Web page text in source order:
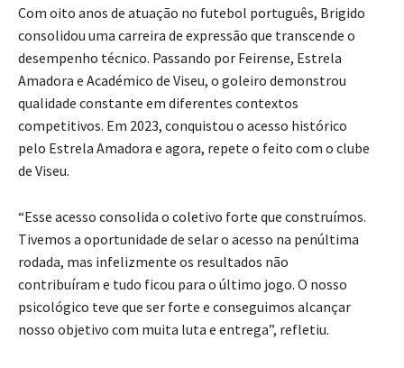
Com oito anos de atuação no futebol português, Brigido
consolidou uma carreira de expressão que transcende o
desempenho técnico. Passando por Feirense, Estrela
Amadora e Académico de Viseu, o goleiro demonstrou
qualidade constante em diferentes contextos
competitivos. Em 2023, conquistou o acesso histórico
pelo Estrela Amadora e agora, repete o feito com o clube
de Viseu.
“Esse acesso consolida o coletivo forte que construímos.
Tivemos a oportunidade de selar o acesso na penúltima
rodada, mas infelizmente os resultados não
contribuíram e tudo ficou para o último jogo. O nosso
psicológico teve que ser forte e conseguimos alcançar
nosso objetivo com muita luta e entrega”, refletiu.